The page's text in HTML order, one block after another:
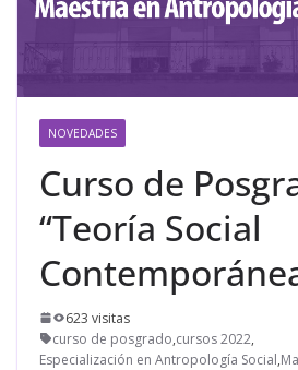
NOVEDADES
Curso de
“Teoría Social
623 visitas
curso de posgrado,cursos 2022,
Especialización en Antropología Social,